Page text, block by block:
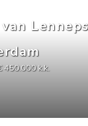
van
450.000k.k.